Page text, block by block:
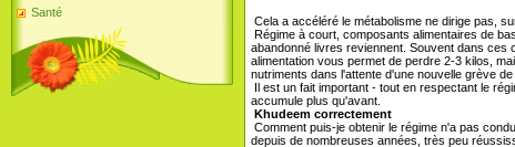
Santé
Cela a accéléré le métabolisme ne dirige pas,
Régime à court, composants alimentaires de
abandonné livres reviennent. Souvent dans ces
alimentation vous permet de perdre 2-3 kilos,
nutriments dans l'attente d'une nouvelle grève de
Il est un fait important - tout en respectant le
accumule plus qu'avant.
Khudeem correctement
Comment puis-je obtenir le régime n'a pas
depuis de nombreuses années, très peu